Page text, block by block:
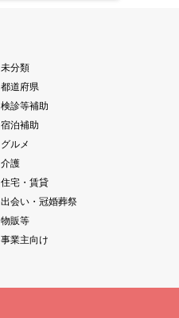
未分類
都道府県
検診等補助
宿泊補助
グルメ
介護
住宅・賃貸
出会い・冠婚葬祭
物販等
事業主向け